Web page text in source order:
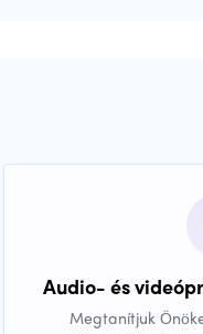
Audio- és
Megtanítjuk